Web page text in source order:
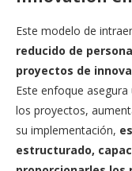
Este modelo de
reducido de
proyectos de
Este enfoque
los proyectos,
su implementación,
estructurado,